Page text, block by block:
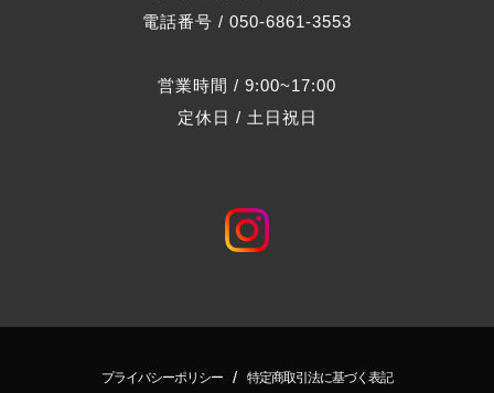
電話番号 / 050-6861-3553
営業時間 / 9:00~17:00
定休日 / 土日祝日
プライバシーポリシー / 特定商取引法に基づく表記